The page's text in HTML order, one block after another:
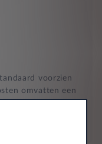
voorzien
omvatten een